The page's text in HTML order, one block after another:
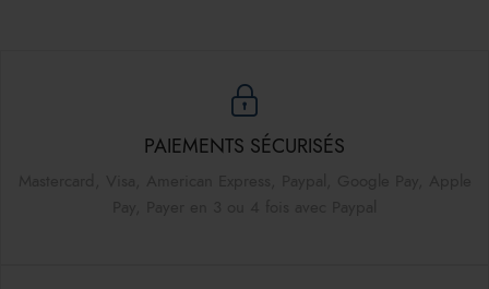
PAIEMENTS SÉCURISÉS